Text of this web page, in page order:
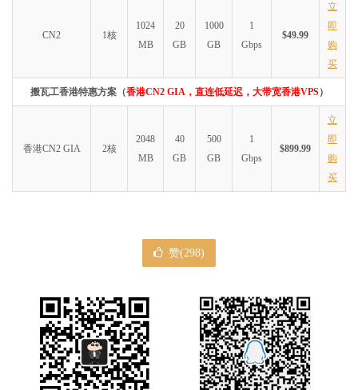
CN2 1核
1024
MB
20
GB
1000
GB
1
Gbps
$49.99
立
即
购
买
搬瓦工香港特惠方案（香港CN2 GIA，直连低延迟，大带宽香港VPS）
香港CN2 GIA 2核
2048
MB
40
GB
500
GB
1
Gbps
$899.99
立
即
购
买
赞(298)